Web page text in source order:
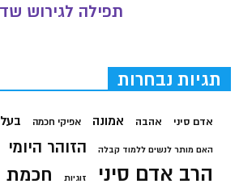
תפילה לגירוש
תגיות נבחרות
אדם סיני אהבה אמונה אפיקי חכמה
האם מותר לנשים ללמוד קבלה הזוהר היומי
הרב אדם סיני זוגיות חכמת